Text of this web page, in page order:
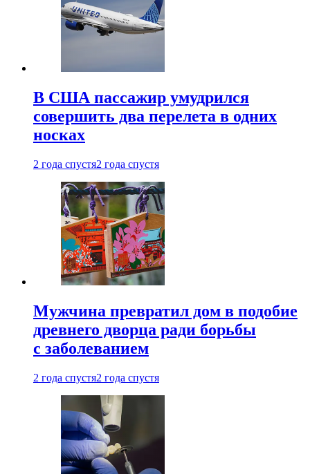
В США пассажир умудрился
совершить два перелета в одних
носках
2 года спустя2 года спустя
Мужчина превратил дом в подобие
древнего дворца ради борьбы
с заболеванием
2 года спустя2 года спустя